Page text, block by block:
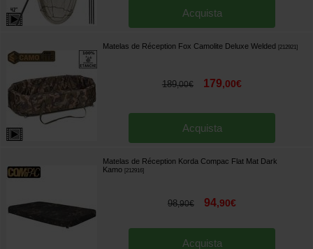
Acquista
Matelas de Réception Fox Camolite Deluxe Welded 212921]
189,00€ 179,00€
Acquista
Matelas de Réception Korda Compac Flat Mat Dark
Kamo
212916]
98,90€ 94,90€
Acquista